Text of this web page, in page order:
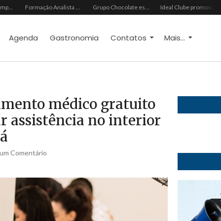
III Encontro de Empreendedorismo Socioambiental e Negócios de Impacto abre inscrições gratuitas para edição 2026 Formação Analista Hextríade apresenta metodologia de diagnóstico comportamental para transformar a gestão de pessoas Grupo Chocolate estreia na Europa com primeira turnê internacional Ideal Clube promove programação especial para celebrar o Dia dos Pais com música, gastronomia e lazer para toda a família
Agenda Gastronomia Contatos Mais...
médico gratuito
assistência no interior
Comentário